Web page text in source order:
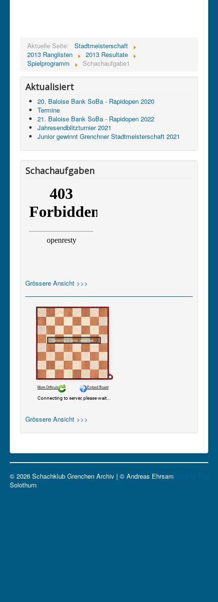
Aktuelle Seite:
Stadtmeisterschaft
2013 Ranglisten
2013 Resultate
Spielprogramm
Schachaufgabe1
Aktualisiert
20. Baloise Bank SoBa - Rapidopen 2020
Termine
21. Baloise Bank SoBa - Rapidopen 2022
Jahresendblitzturnier 2021
Junior gewinnt Grenchner Stadtmeisterschaft 2021
Schachaufgaben
Grössere Ansicht >>>
Grössere Ansicht >>>
© 2026 Schachklub Grenchen Archiv | © Andreas Ehrsam
Solothurn